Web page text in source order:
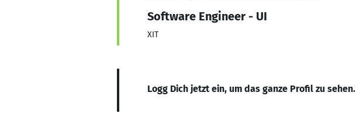
Software Engineer - UI
XIT
Logg Dich jetzt ein, um das ganze Profil zu sehen.